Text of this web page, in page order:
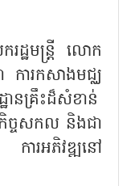
ដ្ឋមន្ត្រី លោក
ការកសាងមជ្ឈ
ានគ្រឹះដ៏សំខាន់
ច្ចសកល និងជា
ារអភិវឌ្ឍនៅ